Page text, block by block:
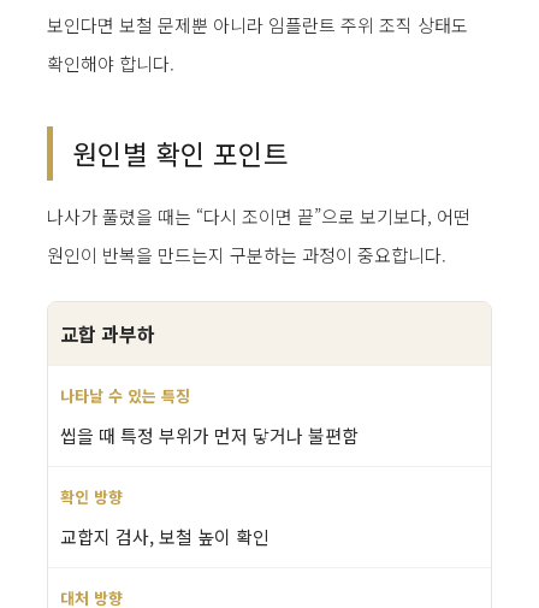
보인다면 보철 문제뿐 아니라 임플란트 주위 조직 상태도
확인해야 합니다.
원인별 확인 포인트
나사가 풀렸을 때는 “다시 조이면 끝”으로 보기보다, 어떤
원인이 반복을 만드는지 구분하는 과정이 중요합니다.
교합 과부하
씹을 때 특정 부위가 먼저 닿거나 불편함
교합지 검사, 보철 높이 확인